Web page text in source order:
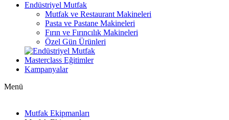
Endüstriyel Mutfak
Mutfak ve Restaurant Makineleri
Pasta ve Pastane Makineleri
Fırın ve Fırıncılık Makineleri
Özel Gün Ürünleri
Masterclass Eğitimler
Kampanyalar
Menü
Mutfak Ekipmanları